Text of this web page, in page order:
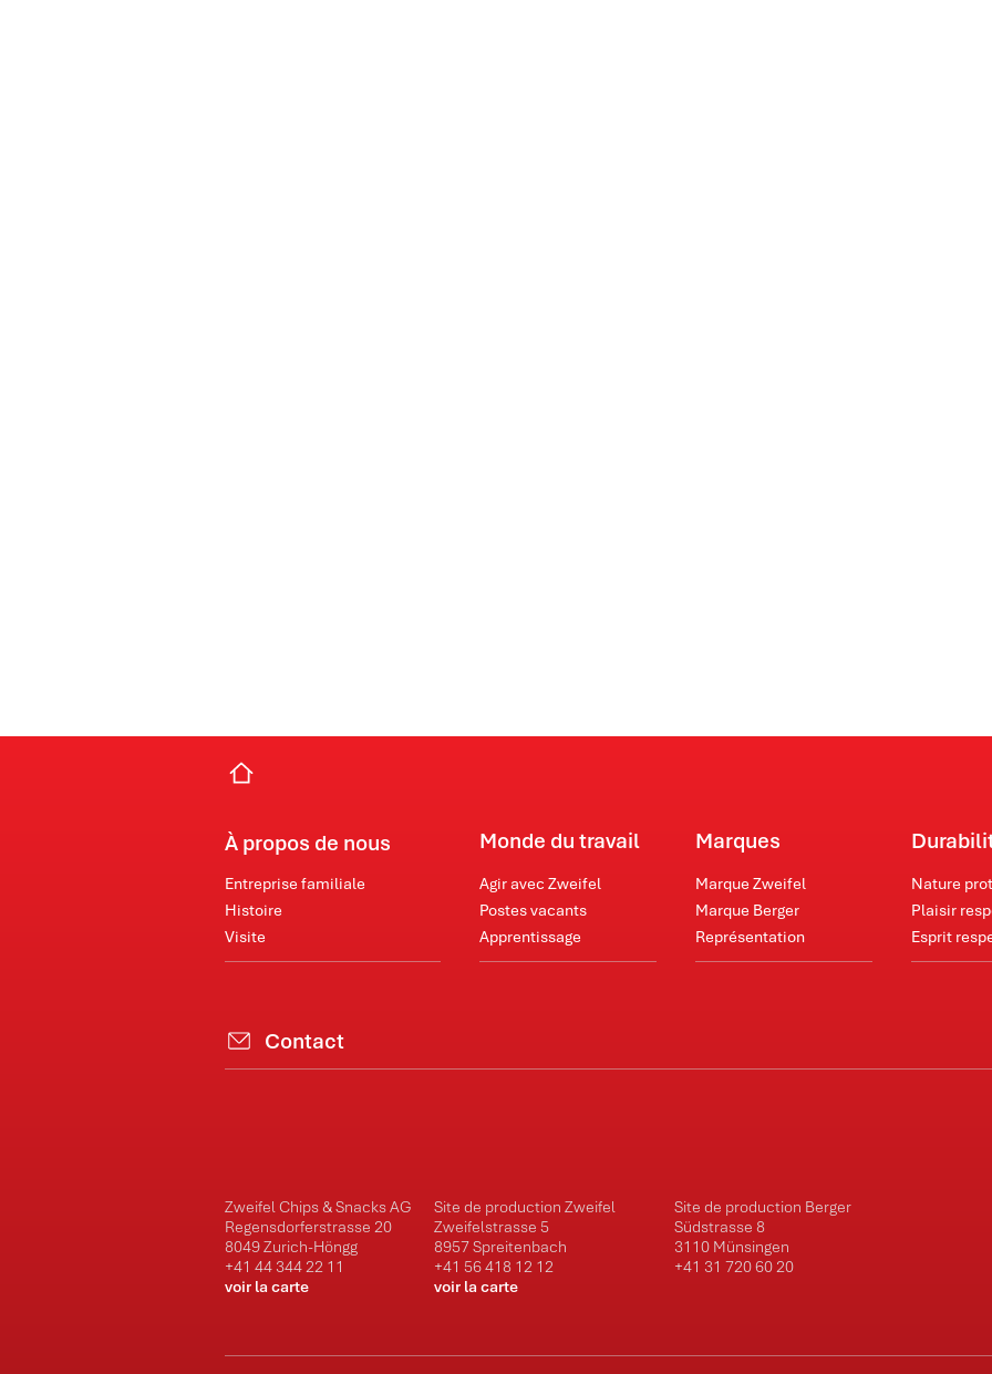
À propos de nous
Entreprise familiale
Histoire
Visite
Monde du travail
Agir avec Zweifel
Postes vacants
Apprentissage
Marques
Marque Zweifel
Marque Berger
Représentation
Nature
Plaisir
Esprit
Contact
Zweifel Chips & Snacks AG
Regensdorferstrasse 20
8049 Zurich-Höngg
+41 44 344 22 11
voir la carte
Site de production Zweifel
Zweifelstrasse 5
8957 Spreitenbach
+41 56 418 12 12
voir la carte
Site de production Berger
Südstrasse 8
3110 Münsingen
+41 31 720 60 20